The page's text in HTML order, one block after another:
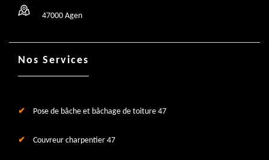
47000 Agen
Nos Services
Pose de bâche et bâchage de toiture 47
Couvreur charpentier 47